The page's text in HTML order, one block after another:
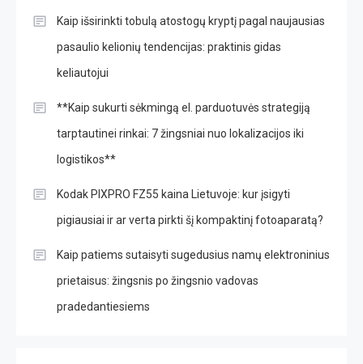
Kaip išsirinkti tobulą atostogų kryptį pagal naujausias
pasaulio kelionių tendencijas: praktinis gidas
keliautojui
**Kaip sukurti sėkmingą el. parduotuvės strategiją
tarptautinei rinkai: 7 žingsniai nuo lokalizacijos iki
logistikos**
Kodak PIXPRO FZ55 kaina Lietuvoje: kur įsigyti
pigiausiai ir ar verta pirkti šį kompaktinį fotoaparatą?
Kaip patiems sutaisyti sugedusius namų elektroninius
prietaisus: žingsnis po žingsnio vadovas
pradedantiesiems